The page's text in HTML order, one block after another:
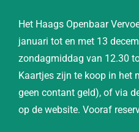
Het Haags Openbaar
januari tot en met 13
zondagmiddag van 12.30
Kaartjes zijn te koop in het
geen contant geld), of via
op de website. Vooraf